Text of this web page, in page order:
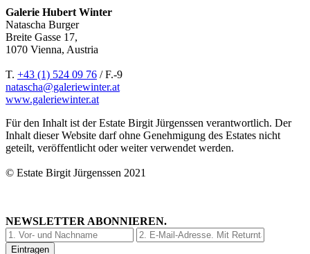
Galerie Hubert Winter
Natascha Burger
Breite Gasse 17,
1070 Vienna, Austria
T. +43 (1) 524 09 76 / F.-9
natascha@galeriewinter.at
www.galeriewinter.at
Für den Inhalt ist der Estate Birgit Jürgenssen verantwortlich. Der
Inhalt dieser Website darf ohne Genehmigung des Estates nicht
geteilt, veröffentlicht oder weiter verwendet werden.
© Estate Birgit Jürgenssen 2021
NEWSLETTER ABONNIEREN.